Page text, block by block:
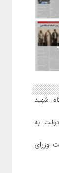
شهید
به
وزرای